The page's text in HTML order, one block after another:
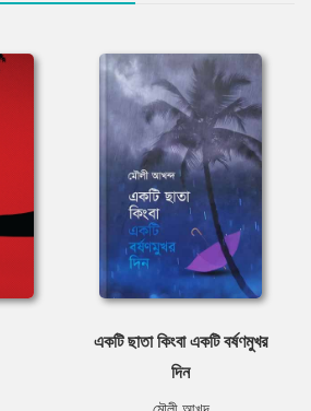
একটি ছাতা কিংবা একটি বর্ষণমুখর
দিন